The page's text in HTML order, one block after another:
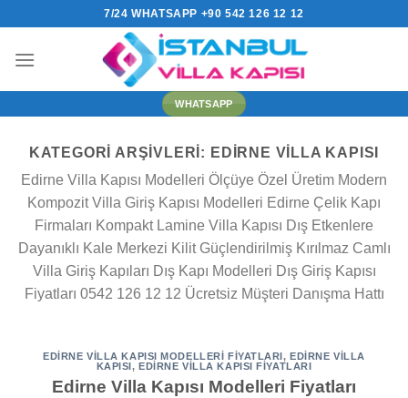
7/24 WHATSAPP +90 542 126 12 12
WHATSAPP
KATEGORI ARŞIVLERI: EDIRNE VILLA KAPISI
Edirne Villa Kapısı Modelleri Ölçüye Özel Üretim Modern
Kompozit Villa Giriş Kapısı Modelleri Edirne Çelik Kapı
Firmaları Kompakt Lamine Villa Kapısı Dış Etkenlere
Dayanıklı Kale Merkezi Kilit Güçlendirilmiş Kırılmaz Camlı
Villa Giriş Kapıları Dış Kapı Modelleri Dış Giriş Kapısı
Fiyatları 0542 126 12 12 Ücretsiz Müşteri Danışma Hattı
EDIRNE VILLA KAPISI MODELLERI FIYATLARI,EDIRNE VILLA
KAPISI,EDIRNE VILLA KAPISI FIYATLARI
Edirne Villa Kapısı Modelleri Fiyatları